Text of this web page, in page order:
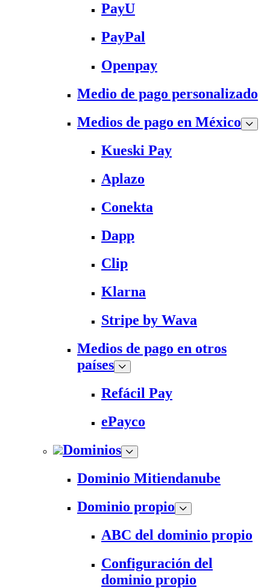
PayU
PayPal
Openpay
Medio de pago personalizado
Medios de pago en México
Kueski Pay
Aplazo
Conekta
Dapp
Clip
Klarna
Stripe by Wava
Medios de pago en otros
países
Refácil Pay
ePayco
Dominios
Dominio Mitiendanube
Dominio propio
ABC del dominio propio
Configuración del
dominio propio